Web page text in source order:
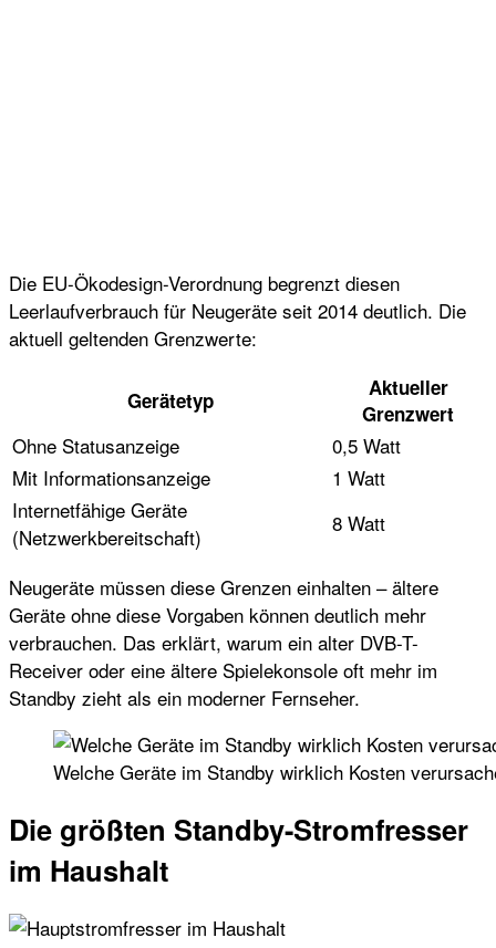
Die EU-Ökodesign-Verordnung begrenzt diesen
Leerlaufverbrauch für Neugeräte seit 2014 deutlich. Die
aktuell geltenden Grenzwerte:
Gerätetyp
Aktueller
Grenzwert
Ohne Statusanzeige
0,5 Watt
Mit Informationsanzeige
1 Watt
Internetfähige Geräte
(Netzwerkbereitschaft)
8 Watt
Neugeräte müssen diese Grenzen einhalten – ältere
Geräte ohne diese Vorgaben können deutlich mehr
verbrauchen. Das erklärt, warum ein alter DVB-T-
Receiver oder eine ältere Spielekonsole oft mehr im
Standby zieht als ein moderner Fernseher.
Welche Geräte im Standby wirklich Kosten
Die größten Standby-Stromfresser
im Haushalt